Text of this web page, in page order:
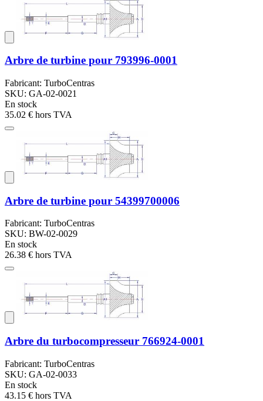
Arbre de turbine pour 793996-0001
Fabricant: TurboCentras
SKU: GA-02-0021
En stock
35.02 € hors TVA
Arbre de turbine pour 54399700006
Fabricant: TurboCentras
SKU: BW-02-0029
En stock
26.38 € hors TVA
Arbre du turbocompresseur 766924-0001
Fabricant: TurboCentras
SKU: GA-02-0033
En stock
43.15 € hors TVA